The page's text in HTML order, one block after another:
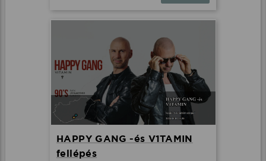
HAPPY GANG -és V1TAMIN
fellépés